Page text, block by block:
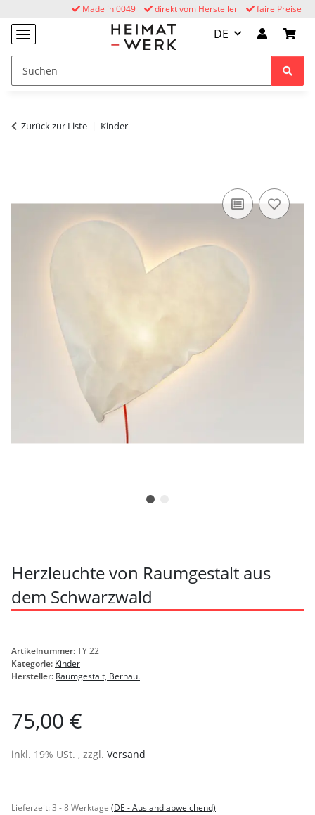
faire Preise
direkt vom Hersteller
Made in 0049
DE
Zurück zur Liste Kinder
Herzleuchte von Raumgestalt aus
dem Schwarzwald
Artikelnummer:TY 22
Kategorie: Kinder
Hersteller: Raumgestalt, Bernau.
75,00 €
inkl. 19% USt. , zzgl. Versand
Lieferzeit:3 - 8 Werktage (DE - Ausland abweichend)